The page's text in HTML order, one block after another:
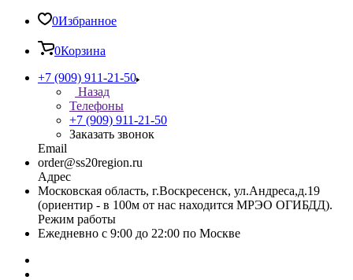
0Избранное
0Корзина
+7 (909) 911-21-50
Назад
Телефоны
+7 (909) 911-21-50
Заказать звонок
Email
order@ss20region.ru
Адрес
Московская область, г.Воскресенск, ул.Андреса,д.19
(ориентир - в 100м от нас находится МРЭО ОГИБДД).
Режим работы
Ежедневно с 9:00 до 22:00 по Москве